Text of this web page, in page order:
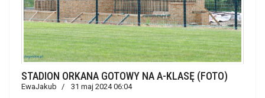
STADION ORKANA GOTOWY NA A-KLASĘ (FOTO)
EwaJakub 31 maj 2024 06:04